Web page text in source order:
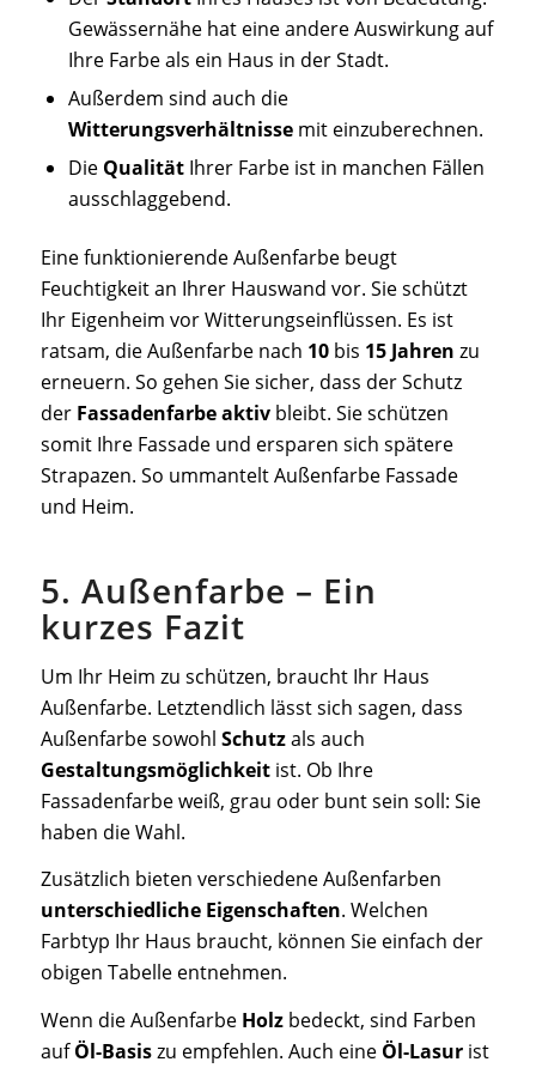
Gewässernähe hat eine andere Auswirkung auf
Ihre Farbe als ein Haus in der Stadt.
Außerdem sind auch die
Witterungsverhältnissemit einzuberechnen.
Die QualitätIhrer Farbe ist in manchen Fällen
ausschlaggebend.
Eine funktionierende Außenfarbe beugt
Feuchtigkeit an Ihrer Hauswand vor. Sie schützt
Ihr Eigenheim vor Witterungseinflüssen. Es ist
ratsam, die Außenfarbe nach 10 bis 15 Jahren zu
erneuern. So gehen Sie sicher, dass der Schutz
der Fassadenfarbe aktiv bleibt. Sie schützen
somit Ihre Fassade und ersparen sich spätere
Strapazen. So ummantelt Außenfarbe Fassade
und Heim.
5. Außenfarbe – Ein
kurzes Fazit
Um Ihr Heim zu schützen, braucht Ihr Haus
Außenfarbe. Letztendlich lässt sich sagen, dass
Außenfarbe sowohl Schutzals auch
Gestaltungsmöglichkeitist. Ob Ihre
Fassadenfarbe weiß, grau oder bunt sein soll: Sie
haben die Wahl.
Zusätzlich bieten verschiedene Außenfarben
unterschiedliche Eigenschaften. Welchen
Farbtyp Ihr Haus braucht, können Sie einfach der
obigen Tabelle entnehmen.
Wenn die Außenfarbe Holz bedeckt, sind Farben
aufÖl-Basiszu empfehlen. Auch eine Öl-Lasurist